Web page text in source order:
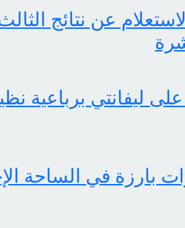
ليفانتي برباعية